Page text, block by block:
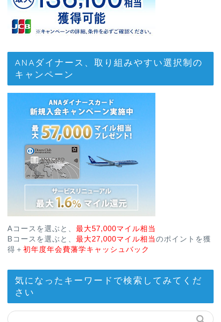
ANAダイナース、取り組みやすい選択制の
キャンペーン
Aコースを選ぶと、 最大57,000マイル相当
Bコースを選ぶと、 最大27,000マイル相当のポイントを獲
得＋ 初年度年会費藩学キャッシュバック
気になったキーワードで検索してみてくだ
さい